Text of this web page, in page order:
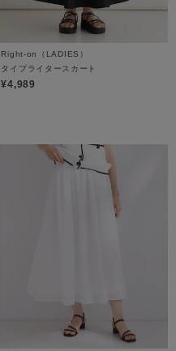
Right-on（LADIES）
タイプライタースカート
¥4,989